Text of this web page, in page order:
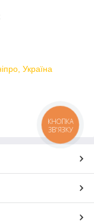
Україна
КНОПКА
ЗВ'ЯЗКУ